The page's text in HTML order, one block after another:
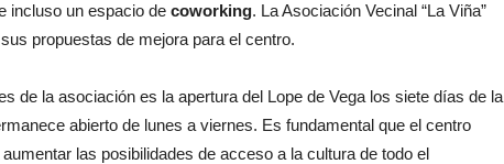
incluso un espacio de coworking. La Asociación Vecinal “La Viña”
propuestas de mejora para el centro.
de la asociación es la apertura del Lope de Vega los siete días de la
abierto de lunes a viernes. Es fundamental que el centro
las posibilidades de acceso a la cultura de todo el